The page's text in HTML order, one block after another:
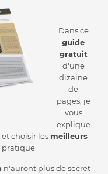
Dans ce
guide
gratuit
d'une
dizaine
de
pages, je
vous
explique
choisir les meilleurs
pratique.
n'auront plus de secret